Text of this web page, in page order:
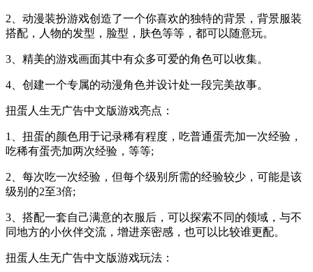
2、动漫装扮游戏创造了一个你喜欢的独特的背景，背景服装
搭配，人物的发型，脸型，肤色等等，都可以随意玩。
3、精美的游戏画面其中有众多可爱的角色可以收集。
4、创建一个专属的动漫角色并设计处一段完美故事。
扭蛋人生无广告中文版游戏亮点：
1、扭蛋的颜色用于记录稀有程度，吃普通蛋壳加一次经验，
吃稀有蛋壳加两次经验，等等;
2、每次吃一次经验，但每个级别所需的经验较少，可能是该
级别的2至3倍;
3、搭配一套自己满意的衣服后，可以探索不同的领域，与不
同地方的小伙伴交流，增进亲密感，也可以比较谁更配。
扭蛋人生无广告中文版游戏玩法：